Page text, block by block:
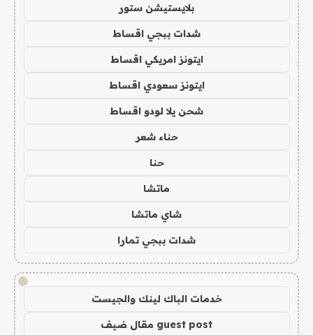
بلايستيشن ستور
شدات ببجي اقساط
ايتونز امريكي اقساط
ايتونز سعودي اقساط
شحن يلا لودو اقساط
حناء شعر
حنا
ماتشا
شاي ماتشا
شدات ببجي تمارا
!
خدمات الباك لينك والجيست
guest post مقال ضيف